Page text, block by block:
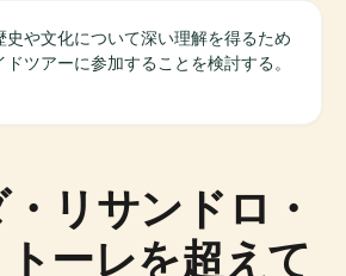
史や文化について深い理解を得るため
ドツアーに参加することを検討する。
リサンドロ・
ーレを超えて